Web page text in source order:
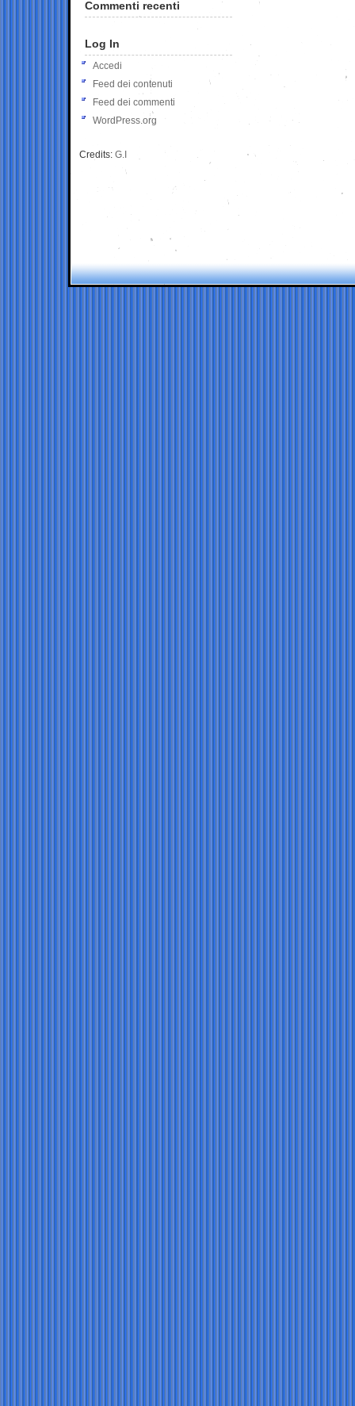
Commenti recenti
Log In
Accedi
Feed dei contenuti
Feed dei commenti
WordPress.org
Credits: G.I